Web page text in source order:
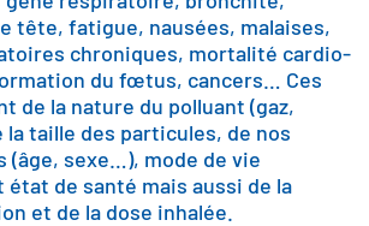
tête, fatigue, nausées, malaises,
chroniques, mortalité cardio-
du fœtus, cancers… Ces
de la nature du polluant (gaz,
taille des particules, de nos
(âge, sexe…), mode de vie
de santé mais aussi de la
et de la dose inhalée.